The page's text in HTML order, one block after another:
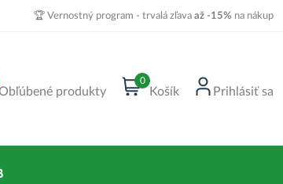
🏆 Vernostný program - trvalá zľava až -15% na nákup
produkty
0
Košík Prihlásiť sa